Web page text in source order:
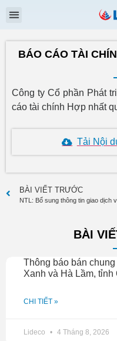
BÁO CÁO TÀI
Công ty Cổ phần Phát
cáo tài chính Hợp nhất
Tải Nội
BÀI VIẾT TRƯỚC
BÀI
Thông báo bán
Xanh và Hà Lầm, tỉnh
CHI TIẾT »
Lideco 4 Tháng 8, 2026